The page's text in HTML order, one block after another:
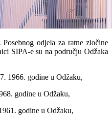
odjela za ratne zločine
SIPA-e su na području Odžaka
1966. godine u Odžaku,
godine u Odžaku,
godine u Odžaku,